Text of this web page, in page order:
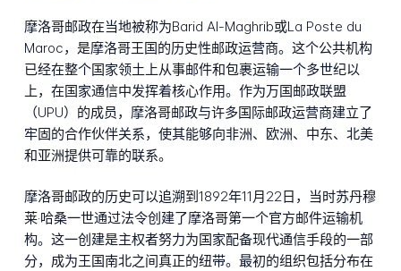
摩洛哥邮政在当地被称为Barid Al-Maghrib或La Poste du
Maroc，是摩洛哥王国的历史性邮政运营商。这个公共机构
已经在整个国家领土上从事邮件和包裹运输一个多世纪以
上，在国家通信中发挥着核心作用。作为万国邮政联盟
（UPU）的成员，摩洛哥邮政与许多国际邮政运营商建立了
牢固的合作伙伴关系，使其能够向非洲、欧洲、中东、北美
和亚洲提供可靠的联系。
摩洛哥邮政的历史可以追溯到1892年11月22日，当时苏丹穆
莱·哈桑一世通过法令创建了摩洛哥第一个官方邮件运输机
构。这一创建是主权者努力为国家配备现代通信手段的一部
分，成为王国南北之间真正的纽带。最初的组织包括分布在